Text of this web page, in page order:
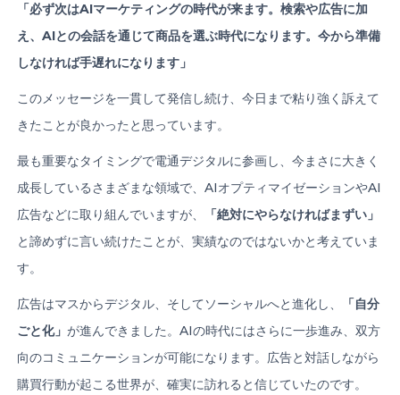
「必ず次はAIマーケティングの時代が来ます。検索や広告に加
え、 AIとの会話を通じて商品を選ぶ時代になります。今から準備
しなければ手遅れになります」
このメッセージを一貫して発信し続け、今日まで粘り強く訴えて
きたことが良かったと思っています。
最も重要なタイミングで電通デジタルに参画し、今まさに大きく
成長しているさまざまな領域で、AIオプティマイゼーションやAI
広告などに取り組んでいますが、
「絶対にやらなければまずい」
と諦めずに言い続けたことが、実績なのではないかと考えていま
す。
広告はマスからデジタル、そしてソーシャルへと進化し、
「自分
ごと化」 が進んできました。AIの時代にはさらに一歩進み、双方
向のコミュニケーションが可能になります。広告と対話しながら
購買行動が起こる世界が、確実に訪れると信じていたのです。